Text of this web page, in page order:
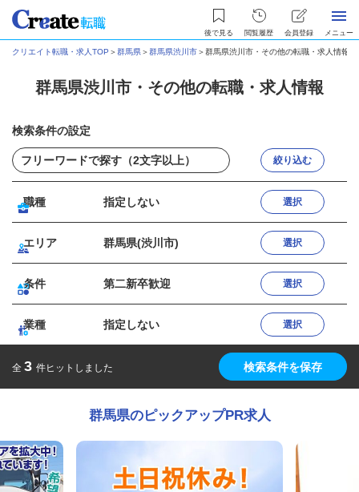
後で見る 閲覧履歴 会員登録 メニュー
クリエイト転職・求人TOP ＞群馬県＞群馬県渋川市＞群馬県渋川市・その他の転職・求人情報
群馬県渋川市・その他の転職・求人情報
検索条件の設定
絞り込む
職種 指定しない 選択
エリア 群馬県(渋川市) 選択
条件 第二新卒歓迎 選択
業種 指定しない 選択
全 3 件ヒットしました 検索条件を保存
群馬県のピックアップPR求人